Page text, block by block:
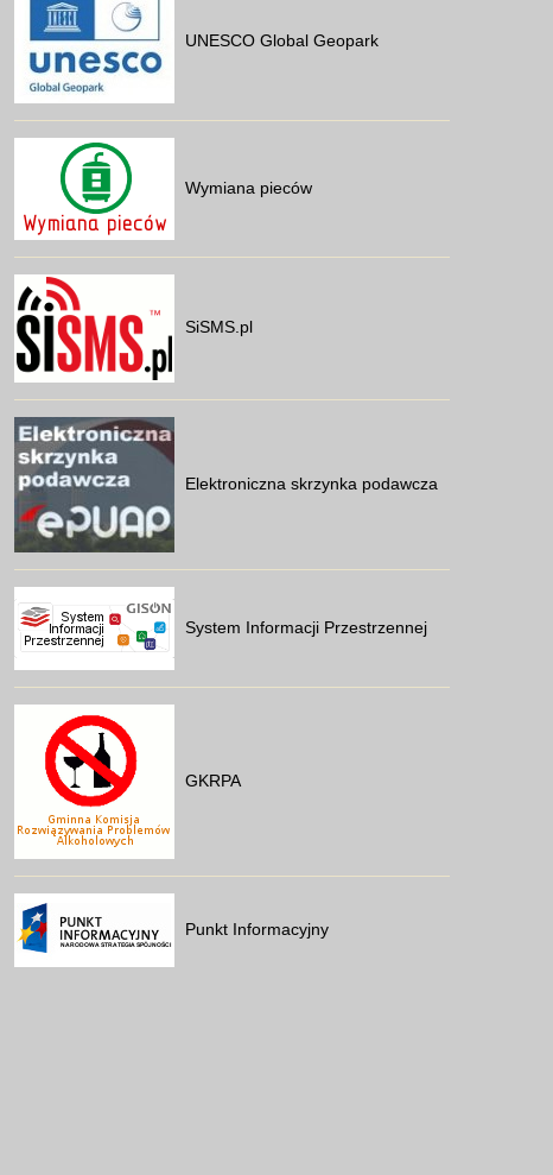
UNESCO Global Geopark
Wymiana pieców
SiSMS.pl
Elektroniczna skrzynka podawcza
System Informacji Przestrzennej
GKRPA
Punkt Informacyjny